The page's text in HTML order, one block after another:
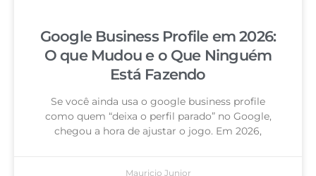
Google Business Profile em 2026:
O que Mudou e o Que Ninguém
Está Fazendo
Se você ainda usa o google business profile
como quem “deixa o perfil parado” no Google,
chegou a hora de ajustar o jogo. Em 2026,
Mauricio Junior